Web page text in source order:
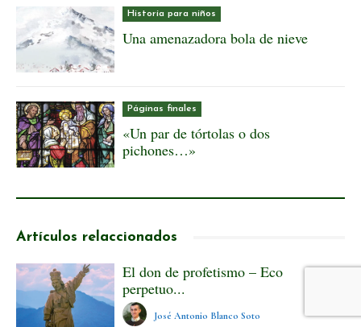
Historia para niños
Una amenazadora bola de nieve
Páginas finales
«Un par de tórtolas o dos
pichones…»
Artículos relaccionados
El don de profetismo – Eco
perpetuo...
José Antonio Blanco Soto